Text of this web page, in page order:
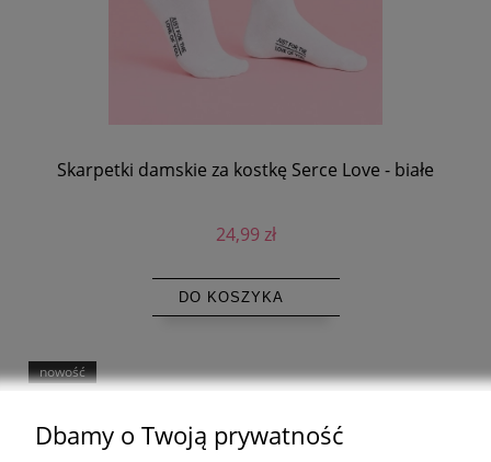
Skarpetki damskie za kostkę Serce Love - białe
24,99 zł
DO KOSZYKA
nowość
Dbamy o Twoją prywatność